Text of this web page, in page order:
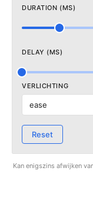
DURATION (MS)
DELAY (MS)
VERLICHTING
ease
Reset
Kan enigszins afwijken